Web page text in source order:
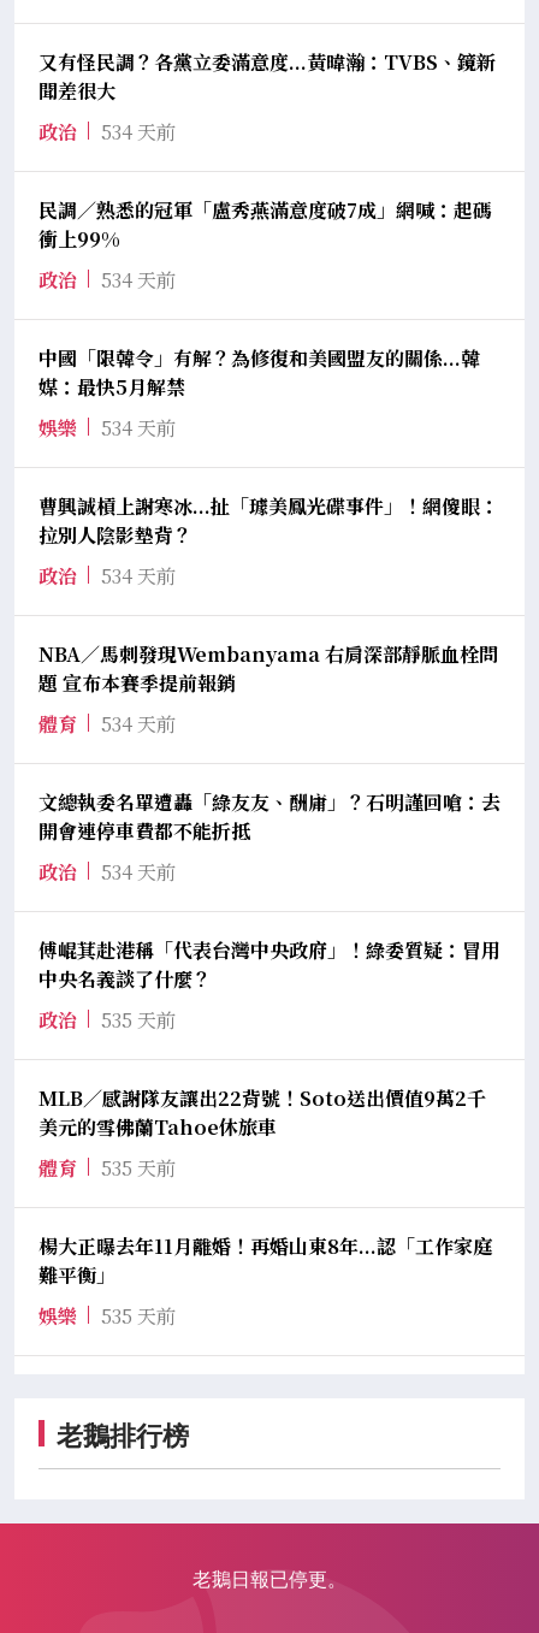
又有怪民調？各黨立委滿意度...黃暐瀚：TVBS、鏡新
聞差很大
政治
534 天前
民調／熟悉的冠軍「盧秀燕滿意度破7成」網喊：起碼
衝上99%
政治
534 天前
中國「限韓令」有解？為修復和美國盟友的關係...韓
媒：最快5月解禁
娛樂
534 天前
曹興誠槓上謝寒冰...扯「璩美鳳光碟事件」！網傻眼：
拉別人陰影墊背？
政治
534 天前
NBA／馬刺發現Wembanyama 右肩深部靜脈血栓問
題 宣布本賽季提前報銷
體育
534 天前
文總執委名單遭轟「綠友友、酬庸」？石明謹回嗆：去
開會連停車費都不能折抵
政治
534 天前
傅崐萁赴港稱「代表台灣中央政府」！綠委質疑：冒用
中央名義談了什麼？
政治
535 天前
MLB／感謝隊友讓出22背號！Soto送出價值9萬2千
美元的雪佛蘭Tahoe休旅車
體育
535 天前
楊大正曝去年11月離婚！再婚山東8年...認「工作家庭
難平衡」
娛樂
535 天前
老鵝排行榜
老鵝日報已停更。